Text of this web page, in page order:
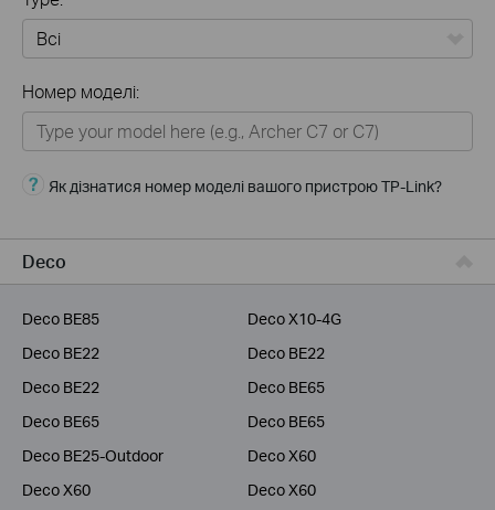
Для дому
Розумний будинок
Для бiзнесу
Для інтернет-провайдерів
Номер моделі:
Як дізнатися номер моделі вашого пристрою TP-Link?
Deco
Deco BE85
Deco X10-4G
Deco BE22
Deco BE22
Deco BE22
Deco BE65
Deco BE65
Deco BE65
Deco BE25-Outdoor
Deco X60
Deco X60
Deco X60